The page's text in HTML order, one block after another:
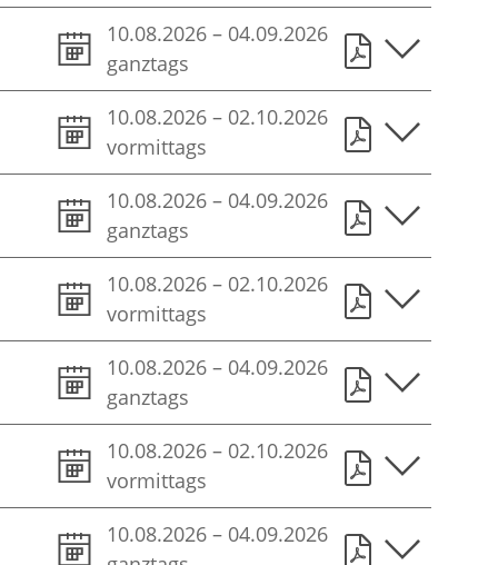
10.08.2026 – 04.09.2026
ganztags
10.08.2026 – 02.10.2026
vormittags
10.08.2026 – 04.09.2026
ganztags
10.08.2026 – 02.10.2026
vormittags
10.08.2026 – 04.09.2026
ganztags
10.08.2026 – 02.10.2026
vormittags
10.08.2026 – 04.09.2026